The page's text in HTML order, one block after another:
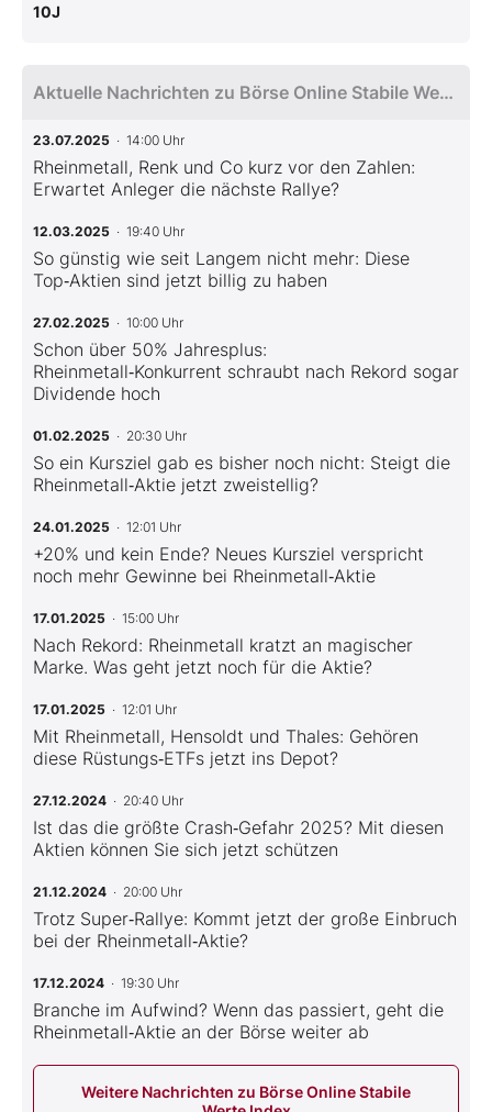
10J
Aktuelle Nachrichten zu Börse Online Stabile Werte Index
23.07.2025 · 14:00 Uhr
Rheinmetall, Renk und Co kurz vor den Zahlen:
Erwartet Anleger die nächste Rallye?
12.03.2025 · 19:40 Uhr
So günstig wie seit Langem nicht mehr: Diese
Top‑Aktien sind jetzt billig zu haben
27.02.2025 · 10:00 Uhr
Schon über 50% Jahresplus:
Rheinmetall‑Konkurrent schraubt nach Rekord sogar
Dividende hoch
01.02.2025 · 20:30 Uhr
So ein Kursziel gab es bisher noch nicht: Steigt die
Rheinmetall‑Aktie jetzt zweistellig?
24.01.2025 · 12:01 Uhr
+20% und kein Ende? Neues Kursziel verspricht
noch mehr Gewinne bei Rheinmetall‑Aktie
17.01.2025 · 15:00 Uhr
Nach Rekord: Rheinmetall kratzt an magischer
Marke. Was geht jetzt noch für die Aktie?
17.01.2025 · 12:01 Uhr
Mit Rheinmetall, Hensoldt und Thales: Gehören
diese Rüstungs‑ETFs jetzt ins Depot?
27.12.2024 · 20:40 Uhr
Ist das die größte Crash‑Gefahr 2025? Mit diesen
Aktien können Sie sich jetzt schützen
21.12.2024 · 20:00 Uhr
Trotz Super‑Rallye: Kommt jetzt der große Einbruch
bei der Rheinmetall‑Aktie?
17.12.2024 · 19:30 Uhr
Branche im Aufwind? Wenn das passiert, geht die
Rheinmetall‑Aktie an der Börse weiter ab
Weitere Nachrichten zu Börse Online Stabile